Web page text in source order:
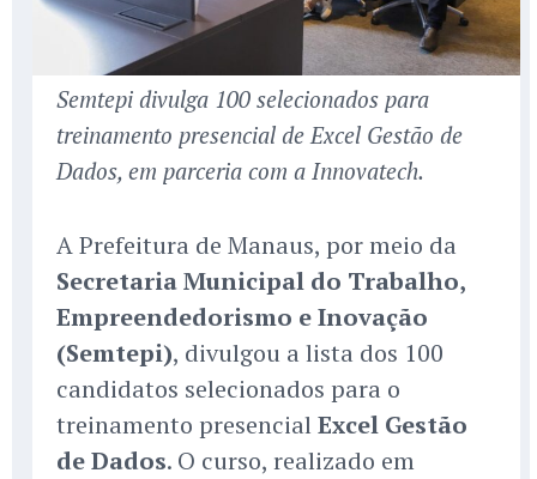
Semtepi divulga 100 selecionados para
treinamento presencial de Excel Gestão de
Dados, em parceria com a Innovatech.
A Prefeitura de Manaus, por meio da
Secretaria Municipal do Trabalho,
Empreendedorismo e Inovação
(Semtepi), divulgou a lista dos 100
candidatos selecionados para o
treinamento presencial Excel Gestão
de Dados. O curso, realizado em